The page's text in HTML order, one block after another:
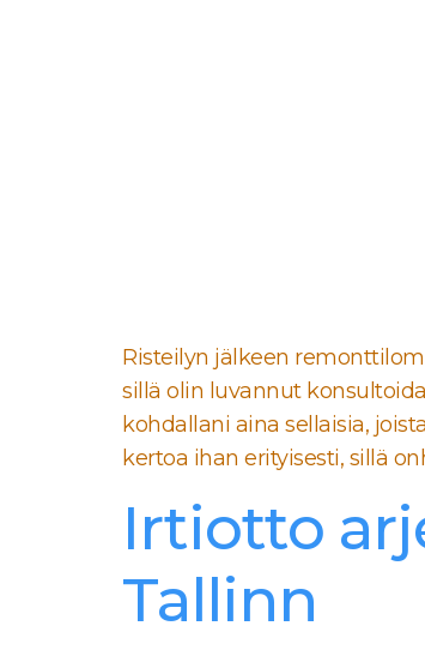
Risteilyn jälkeen
sillä olin luvannut
kohdallani aina sellaisia,
kertoa ihan erityisesti, sillä
Irtiotto
Tallinn